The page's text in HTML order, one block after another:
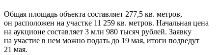
Общая площадь объекта составляет 277,5 кв. метров,
он расположен на участке 11 259 кв. метров. Начальная цена
на аукционе составляет 3 млн 980 тысяч рублей. Заявку
на участие в нем можно подать до 19 мая, итоги подведут
21 мая.